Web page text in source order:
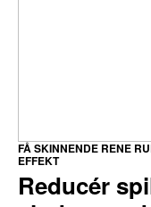
Reducér
FÅ SKINNENDE RENE
EFFEKT